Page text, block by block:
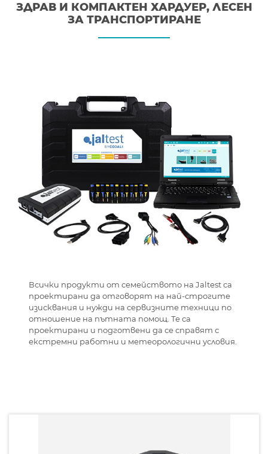
ЗДРАВ И КОМПАКТЕН ХАРДУЕР, ЛЕСЕН
ЗА ТРАНСПОРТИРАНЕ
Всички продукти от семейството на Jaltest са
проектирани да отговорят на най-строгите
изисквания и нужди на сервизните техници по
отношение на пътната помощ. Те са
проектирани и подготвени да се справят с
екстремни работни и метеорологични условия.